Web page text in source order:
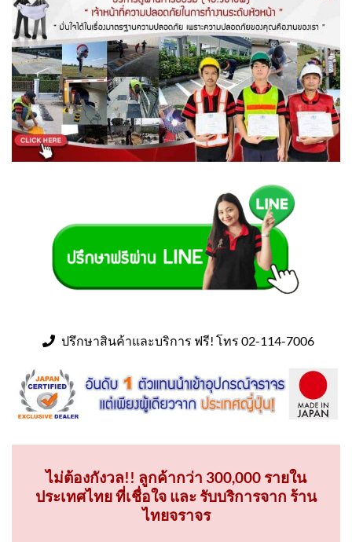
ปรึกษาสินค้าและบริการ ฟรี! โทร 02-114-7006
ไม่ต้องกังวล!! ลูกค้ากว่า 300,000 รายใน
ประเทศไทย ที่เชื่อใจ และ รับบริการจาก ร้าน
ไทยจราจร